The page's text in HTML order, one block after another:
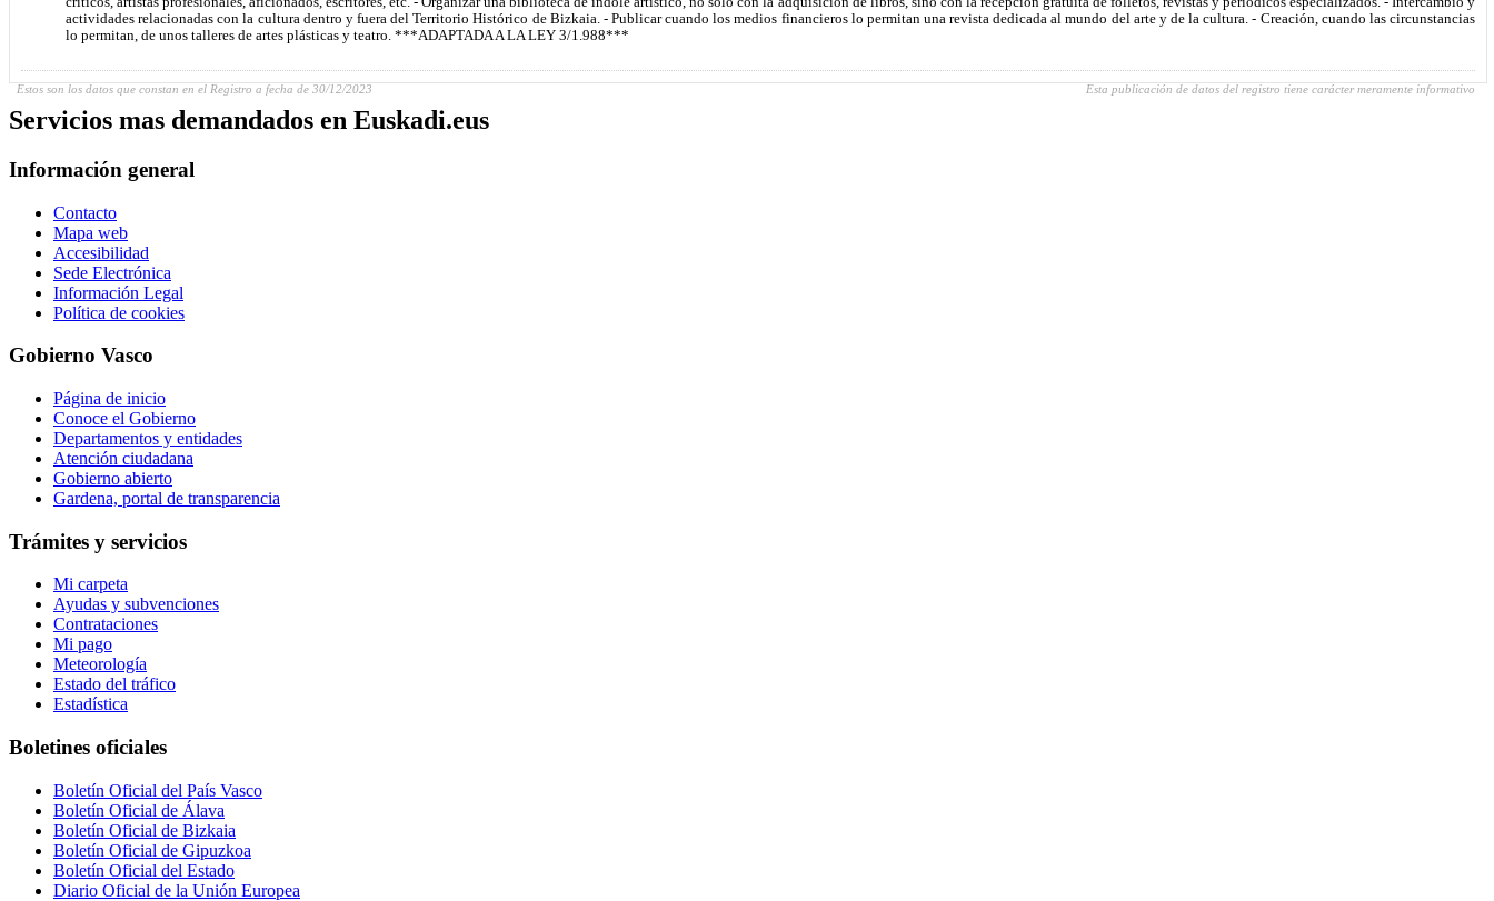
actividades relacionadas con la cultura dentro y fuera del Territorio Histórico de Bizkaia. - Publicar cuando los medios financieros lo permitan una revista dedicada al mundo del arte y de la cultura. - Creación, cuando las circunstancias
lo permitan, de unos talleres de artes plásticas y teatro. ***ADAPTADA A LA LEY 3/1.988***
Estos son los datos que constan en el Registro a fecha de 30/12/2023 Esta publicación de datos del registro tiene carácter meramente informativo
Servicios mas demandados en Euskadi.eus
Información general
Contacto
Mapa web
Accesibilidad
Sede Electrónica
Información Legal
Política de cookies
Gobierno Vasco
Página de inicio
Conoce el Gobierno
Departamentos y entidades
Atención ciudadana
Gobierno abierto
Gardena, portal de transparencia
Trámites y servicios
Mi carpeta
Ayudas y subvenciones
Contrataciones
Mi pago
Meteorología
Estado del tráfico
Estadística
Boletines oficiales
Boletín Oficial del País Vasco
Boletín Oficial de Álava
Boletín Oficial de Bizkaia
Boletín Oficial de Gipuzkoa
Boletín Oficial del Estado
Diario Oficial de la Unión Europea